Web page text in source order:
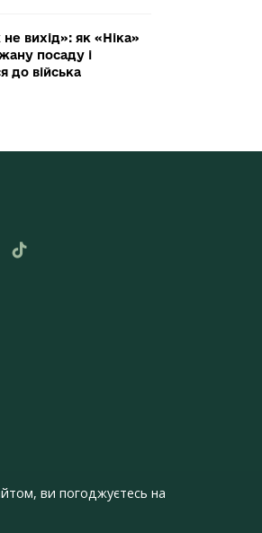
вихід»: як «Ніка»
посаду і
до війська
ви погоджуєтесь на